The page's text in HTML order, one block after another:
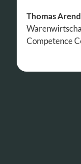
Thomas Arend
Competence